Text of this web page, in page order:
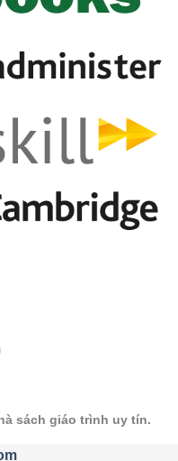
sách giáo trình uy tín.